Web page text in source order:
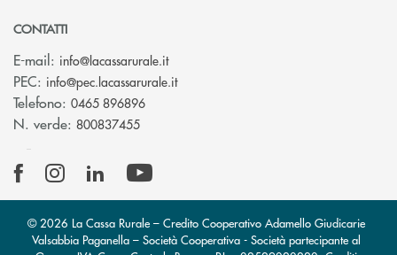
CONTATTI
E-mail: info@lacassarurale.it(si apre l’app di posta elettronica)
PEC: info@pec.lacassarurale.it(si apre l’app di posta elettronica)
Telefono: 0465 896896
N. verde: 800837455
© 2026 La Cassa Rurale – Credito Cooperativo Adamello Giudicarie
Valsabbia Paganella – Società Cooperativa - Società partecipante al